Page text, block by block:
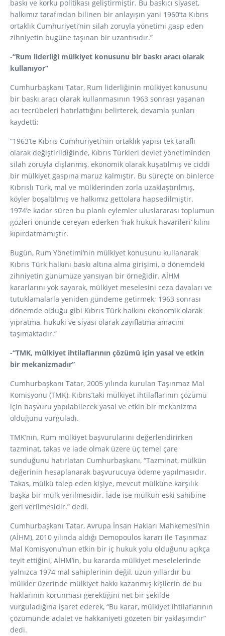
baskı ve korku politikası geliştirmiştir. Bu baskıcı siyaset,
halkımız tarafından bilinen bir anlayışın yani 1960’ta Kıbrıs
ortaklık Cumhuriyeti’nin silah zoruyla yönetimi gasp eden
zihniyetin bugüne taşınan bir uzantısıdır.”
-“Rum liderliği mülkiyet konusunu bir baskı aracı olarak
kullanıyor”
Cumhurbaşkanı Tatar, Rum liderliğinin mülkiyet konusunu
bir baskı aracı olarak kullanmasının 1963 sonrası yaşanan
acı tecrübeleri hatırlattığını belirterek, devamla şunları
kaydetti:
“1963’te Kıbrıs Cumhuriyeti’nin ortaklık yapısı tek taraflı
olarak değiştirildiğinde, Kıbrıs Türkleri devlet yönetiminden
silah zoruyla dışlanmış, ekonomik olarak kuşatılmış ve ciddi
bir mülkiyet gaspına maruz kalmıştır. Bu süreçte on binlerce
Kıbrıslı Türk, mal ve mülklerinden zorla uzaklaştırılmış,
köyler boşaltılmış ve halkımız gettolara hapsedilmiştir.
1974’e kadar süren bu planlı eylemler uluslararası toplumun
gözleri önünde cereyan ederken ‘hak hukuk havarileri’ kılını
kıpırdatmamıştır.
Bugün, Rum Yönetimi’nin mülkiyet konusunu kullanarak
Kıbrıs Türk halkını baskı altına alma girişimi, o dönemdeki
zihniyetin günümüze yansıyan bir örneğidir. AİHM
kararlarını yok sayarak, mülkiyet meselesini ceza davaları ve
tutuklamalarla yeniden gündeme getirmek; 1963 sonrası
dönemde olduğu gibi Kıbrıs Türk halkını ekonomik olarak
yıpratma, hukuki ve siyasi olarak zayıflatma amacını
taşımaktadır.”
-“TMK, mülkiyet ihtilaflarının çözümü için yasal ve etkin
bir mekanizmadır”
Cumhurbaşkanı Tatar, 2005 yılında kurulan Taşınmaz Mal
Komisyonu (TMK), Kıbrıs’taki mülkiyet ihtilaflarının çözümü
için başvuru yapılabilecek yasal ve etkin bir mekanizma
olduğunu vurguladı.
TMK’nın, Rum mülkiyet başvurularını değerlendirirken
tazminat, takas ve iade olmak üzere üç temel çare
sunduğunu hatırlatan Cumhurbaşkanı, “Tazminat, mülkün
değerinin hesaplanarak başvurucuya ödeme yapılmasıdır.
Takas, mülkü talep eden kişiye, mevcut mülküne karşılık
başka bir mülk verilmesidir. İade ise mülkün eski sahibine
geri verilmesidir.” dedi.
Cumhurbaşkanı Tatar, Avrupa İnsan Hakları Mahkemesi’nin
(AİHM), 2010 yılında aldığı Demopoulos kararı ile Taşınmaz
Mal Komisyonu’nun etkin bir iç hukuk yolu olduğunu açıkça
teyit ettiğini, AİHM’in, bu kararda mülkiyet meselelerinde
yalnızca 1974 mal sahiplerinin değil, uzun yıllardır bu
mülkler üzerinde mülkiyet hakkı kazanmış kişilerin de bu
haklarının korunması gerektiğini net bir şekilde
vurguladığına işaret ederek, “Bu karar, mülkiyet ihtilaflarının
çözümünde adalet ve hakkaniyeti gözeten bir yaklaşımdır”
dedi.